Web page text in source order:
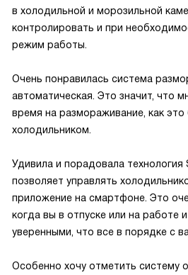
в холодильной и морозильной
контролировать и при
режим работы.
Очень понравилась система
автоматическая. Это значит, что
время на размораживание, как
холодильником.
Удивила и порадовала технология
позволяет управлять
приложение на смартфоне. Это
когда вы в отпуске или на работе
уверенными, что все в порядке с
Особенно хочу отметить систему